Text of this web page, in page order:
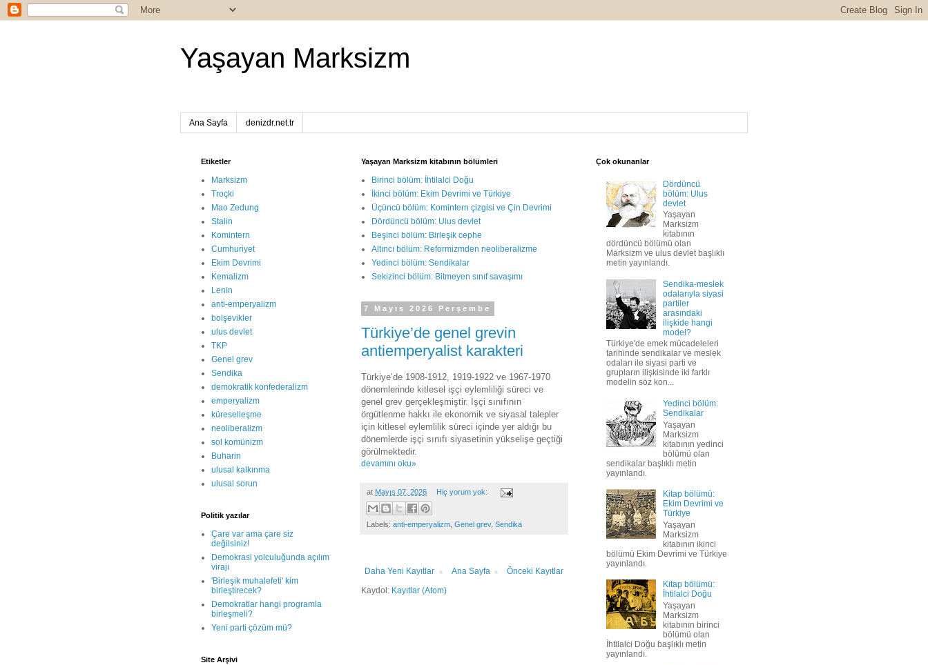
Yaşayan Marksizm
Ana Sayfa denizdr.net.tr
Yaşayan Marksizm kitabının bölümleri
Birinci bölüm: İhtilalci Doğu
İkinci bölüm: Ekim Devrimi ve Türkiye
Üçüncü bölüm: Komintern çizgisi ve Çin Devrimi
Dördüncü bölüm: Ulus devlet
Beşinci bölüm: Birleşik cephe
Altıncı bölüm: Reformizmden neoliberalizme
Yedinci bölüm: Sendikalar
Sekizinci bölüm: Bitmeyen sınıf savaşımı
7 Mayıs 2026 Perşembe
Türkiye’de genel grevin
antiemperyalist karakteri
Türkiye’de 1908-1912, 1919-1922 ve 1967-1970
dönemlerinde kitlesel işçi eylemliliği süreci ve
genel grev gerçekleşmiştir. İşçi sınıfının
örgütlenme hakkı ile ekonomik ve siyasal talepler
için kitlesel eylemlilik süreci içinde yer aldığı bu
dönemlerde işçi sınıfı siyasetinin yükselişe geçtiği
görülmektedir.
devamını oku»
at Mayıs 07, 2026 Hiç yorum yok:
Labels: anti-emperyalizm, Genel grev, Sendika
Daha Yeni Kayıtlar Önceki Kayıtlar
Ana Sayfa
Kaydol: Kayıtlar (Atom)
Etiketler
Marksizm
Troçki
Mao Zedung
Stalin
Komintern
Cumhuriyet
Ekim Devrimi
Kemalizm
Lenin
anti-emperyalizm
bolşevikler
ulus devlet
TKP
Genel grev
Sendika
demokratik konfederalizm
emperyalizm
küreselleşme
neoliberalizm
sol komünizm
Buharin
ulusal kalkınma
ulusal sorun
Politik yazılar
Çare var ama çare siz
değilsiniz!
Demokrasi yolculuğunda açılım
virajı
'Birleşik muhalefeti' kim
birleştirecek?
Demokratlar hangi programla
birleşmeli?
Yeni parti çözüm mü?
Site Arşivi
Çok okunanlar
Dördüncü
bölüm: Ulus
devlet
Yaşayan
Marksizm
kitabının
dördüncü bölümü olan
Marksizm ve ulus devlet başlıklı
metin yayınlandı.
Sendika-meslek
odalarıyla siyasi
partiler
arasındaki
ilişkide hangi
model?
Türkiye'de emek mücadeleleri
tarihinde sendikalar ve meslek
odaları ile siyasi parti ve
grupların ilişkisinde iki farklı
modelin söz kon...
Yedinci bölüm:
Sendikalar
Yaşayan
Marksizm
kitabının yedinci
bölümü olan
sendikalar başlıklı metin
yayınlandı.
Kitap bölümü:
Ekim Devrimi ve
Türkiye
Yaşayan
Marksizm
kitabının ikinci
bölümü Ekim Devrimi ve Türkiye
yayınlandı.
Kitap bölümü:
İhtilalci Doğu
Yaşayan
Marksizm
kitabının birinci
bölümü olan
İhtilalci Doğu başlıklı metin
yayınlandı.